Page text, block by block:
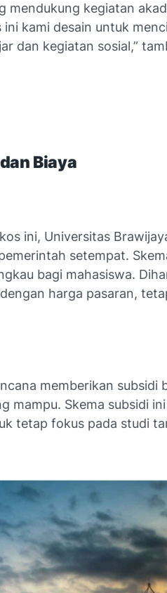
mendukung kegiatan
ini kami desain untuk
dan kegiatan sosial,”
Biaya
ini, Universitas
setempat.
bagi mahasiswa.
harga pasaran,
memberikan subsidi
mampu. Skema subsidi
tetap fokus pada studi